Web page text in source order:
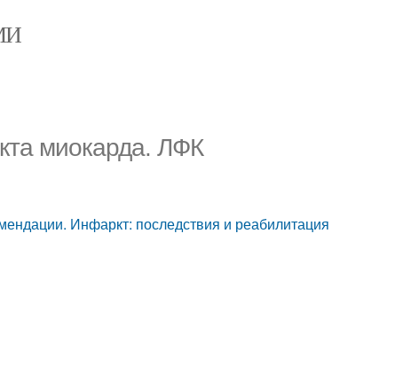
миокарда. ЛФК
Инфаркт: последствия и реабилитация